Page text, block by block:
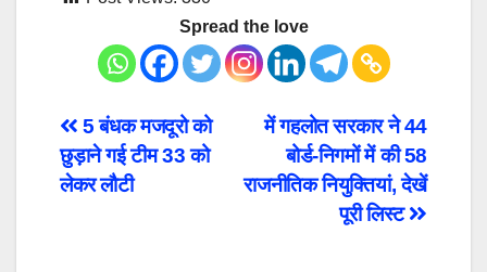
Spread the love
Post
navigation
में गहलोत सरकार ने 44
बोर्ड-निगमों में की 58
राजनीतिक नियुक्तियां, देखें
पूरी लिस्ट
5 बंधक मजदूरो को
छुड़ाने गई टीम 33 को
लेकर लौटी